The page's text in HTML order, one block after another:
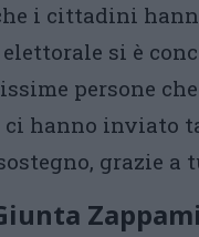
i cittadini
si è
persone
ci hanno inviato
grazie a